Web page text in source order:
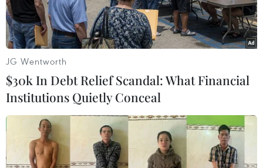
JG Wentworth
$30k In Debt Relief Scandal: What Financial
Institutions Quietly Conceal